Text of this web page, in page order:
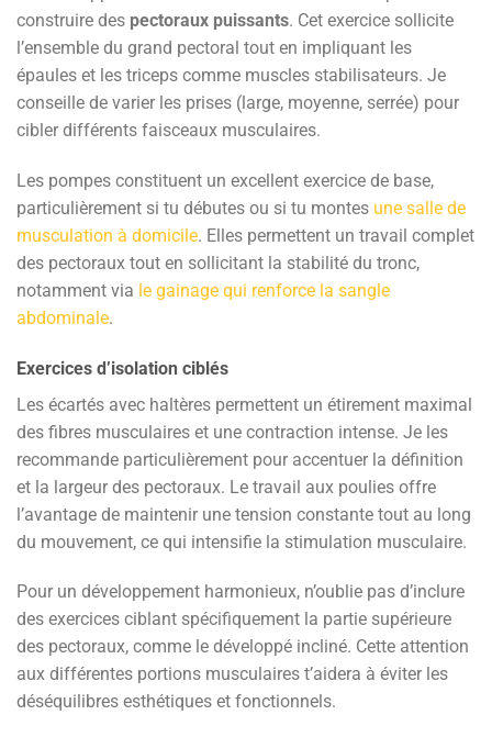
construire des pectoraux puissants. Cet exercice sollicite
l’ensemble du grand pectoral tout en impliquant les
épaules et les triceps comme muscles stabilisateurs. Je
conseille de varier les prises (large, moyenne, serrée) pour
cibler différents faisceaux musculaires.
Les pompes constituent un excellent exercice de base,
particulièrement si tu débutes ou si tu montes une salle de
musculation à domicile. Elles permettent un travail complet
des pectoraux tout en sollicitant la stabilité du tronc,
notamment via le gainage qui renforce la sangle
abdominale.
Exercices d’isolation ciblés
Les écartés avec haltères permettent un étirement maximal
des fibres musculaires et une contraction intense. Je les
recommande particulièrement pour accentuer la définition
et la largeur des pectoraux. Le travail aux poulies offre
l’avantage de maintenir une tension constante tout au long
du mouvement, ce qui intensifie la stimulation musculaire.
Pour un développement harmonieux, n’oublie pas d’inclure
des exercices ciblant spécifiquement la partie supérieure
des pectoraux, comme le développé incliné. Cette attention
aux différentes portions musculaires t’aidera à éviter les
déséquilibres esthétiques et fonctionnels.